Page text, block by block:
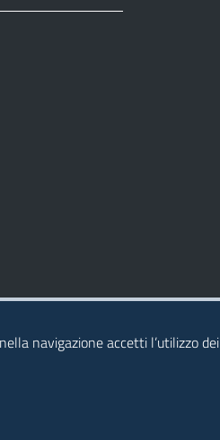
navigazione accetti l’utilizzo dei